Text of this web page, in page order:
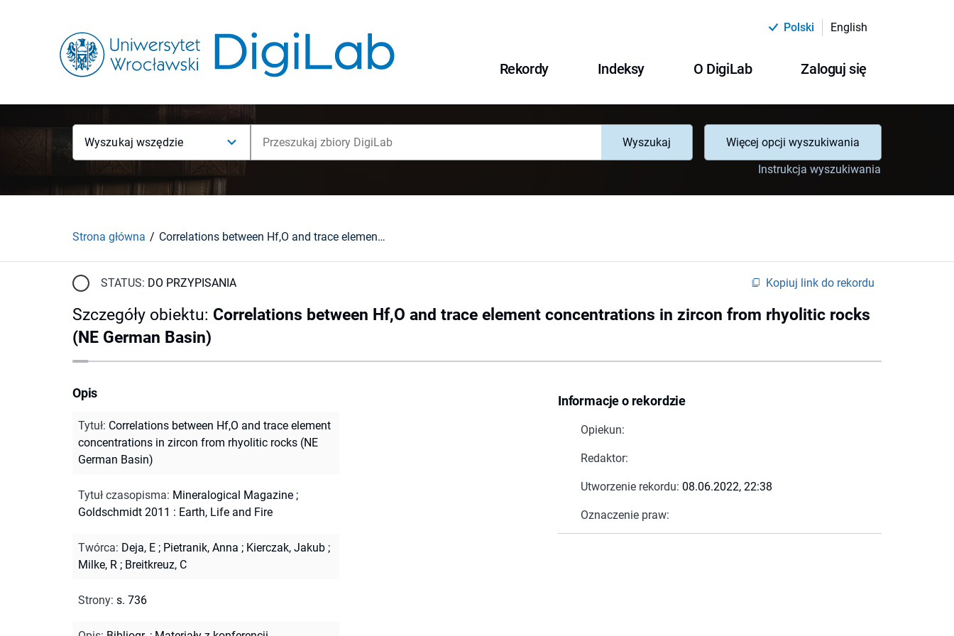
Polski English
Rekordy Indeksy O DigiLab Zaloguj się
Wyszukaj wszędzie Wyszukaj
Więcej opcji wyszukiwania
Instrukcja wyszukiwania
Strona główna Correlations between Hf,O and trace element concentrations in zircon from rhyolitic rocks (NE German Basin)
STATUS: DO PRZYPISANIA Kopiuj link do rekordu
Szczegóły obiektu: Correlations between Hf,O and trace element concentrations in zircon from rhyolitic rocks
(NE German Basin)
Informacje o rekordzie
Opiekun:
Redaktor:
Utworzenie rekordu: 08.06.2022, 22:38
Oznaczenie praw:
Opis
Tytuł: Correlations between Hf,O and trace element
concentrations in zircon from rhyolitic rocks (NE
German Basin)
Tytuł czasopisma: Mineralogical Magazine ;
Goldschmidt 2011 : Earth, Life and Fire
Twórca: Deja, E ; Pietranik, Anna ; Kierczak, Jakub ;
Milke, R ; Breitkreuz, C
Strony: s. 736